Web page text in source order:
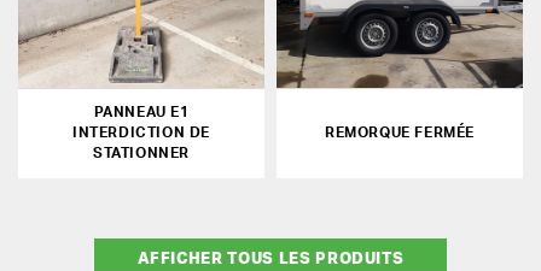
PANNEAU E1
INTERDICTION DE
STATIONNER
REMORQUE FERMÉE
AFFICHER TOUS LES PRODUITS